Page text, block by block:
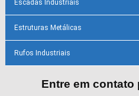
Escadas Industriais
Estruturas Metálicas
Rufos Industriais
Entre em contato